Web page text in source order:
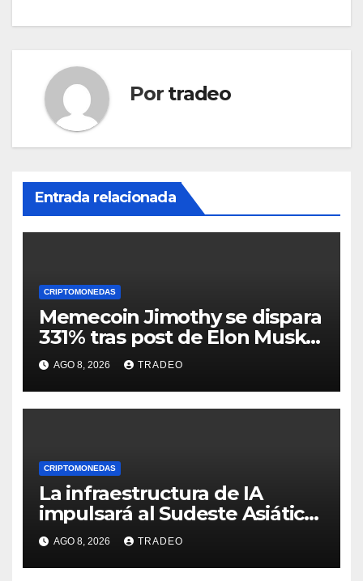
Por tradeo
Entrada relacionada
CRIPTOMONEDAS
Memecoin Jimothy se dispara
331% tras post de Elon Musk
sobre un mapache
AGO 8, 2026 TRADEO
CRIPTOMONEDAS
La infraestructura de IA
impulsará al Sudeste Asiático,
destaca United Overseas
Bank
AGO 8, 2026 TRADEO